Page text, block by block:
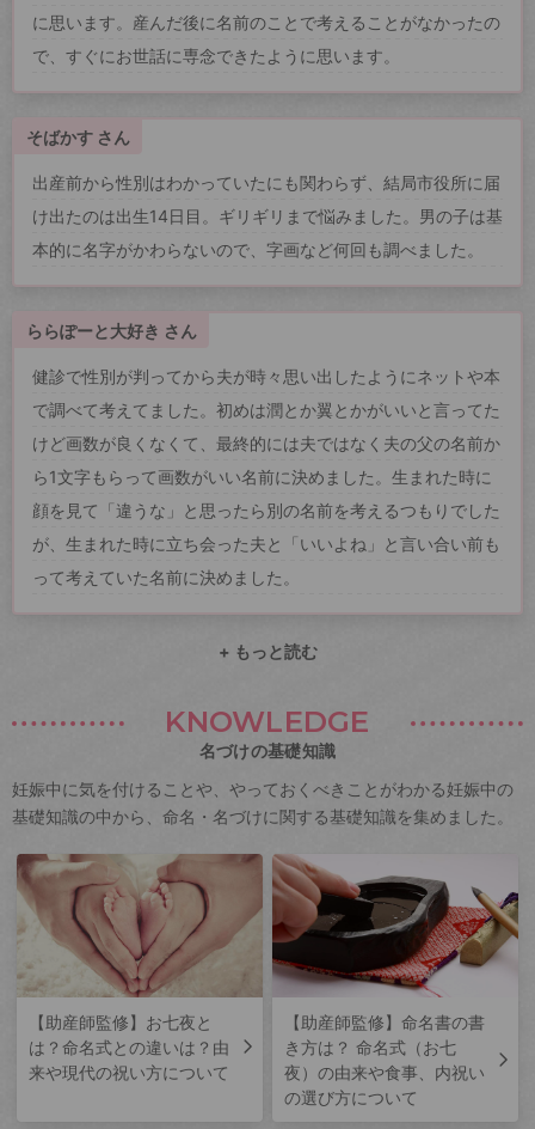
に思います。産んだ後に名前のことで考えることがなかったの
で、すぐにお世話に専念できたように思います。
そばかす さん
出産前から性別はわかっていたにも関わらず、結局市役所に届
け出たのは出生14日目。ギリギリまで悩みました。男の子は基
本的に名字がかわらないので、字画など何回も調べました。
ららぽーと大好き さん
健診で性別が判ってから夫が時々思い出したようにネットや本
で調べて考えてました。初めは潤とか翼とかがいいと言ってた
けど画数が良くなくて、最終的には夫ではなく夫の父の名前か
ら1文字もらって画数がいい名前に決めました。生まれた時に
顔を見て「違うな」と思ったら別の名前を考えるつもりでした
が、生まれた時に立ち会った夫と「いいよね」と言い合い前も
って考えていた名前に決めました。
+ もっと読む
KNOWLEDGE
名づけの基礎知識
妊娠中に気を付けることや、やっておくべきことがわかる妊娠中の
基礎知識の中から、命名・名づけに関する基礎知識を集めました。
【助産師監修】お七夜と
は？命名式との違いは？由
来や現代の祝い方について
【助産師監修】命名書の書
き方は？ 命名式（お七
夜）の由来や食事、内祝い
の選び方について